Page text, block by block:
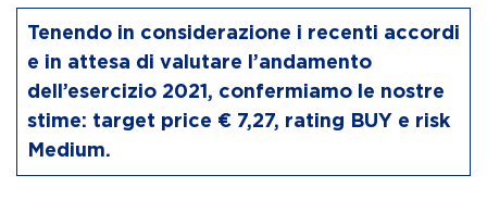
Tenendo in considerazione i recenti accordi
e in attesa di valutare l’andamento
dell’esercizio 2021, confermiamo le nostre
stime: target price € 7,27, rating BUY e risk
Medium.